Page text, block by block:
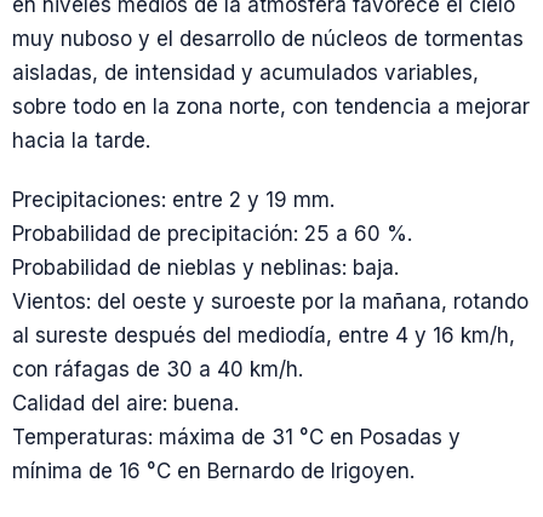
muy nuboso y el desarrollo de núcleos de tormentas
aisladas, de intensidad y acumulados variables,
sobre todo en la zona norte, con tendencia a mejorar
hacia la tarde.
Precipitaciones: entre 2 y 19 mm.
Probabilidad de precipitación: 25 a 60 %.
Probabilidad de nieblas y neblinas: baja.
Vientos: del oeste y suroeste por la mañana, rotando
al sureste después del mediodía, entre 4 y 16 km/h,
con ráfagas de 30 a 40 km/h.
Calidad del aire: buena.
Temperaturas: máxima de 31 °C en Posadas y
mínima de 16 °C en Bernardo de Irigoyen.